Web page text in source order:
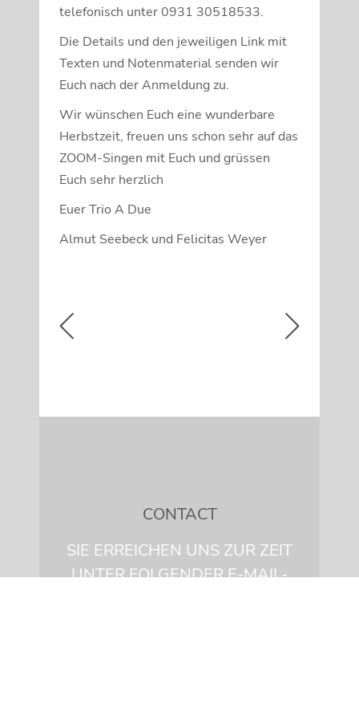
telefonisch unter 0931 30518533.
Die Details und den jeweiligen Link mit
Texten und Notenmaterial senden wir
Euch nach der Anmeldung zu.
Wir wünschen Euch eine wunderbare
Herbstzeit, freuen uns schon sehr auf das
ZOOM-Singen mit Euch und grüssen
Euch sehr herzlich
Euer Trio A Due
Almut Seebeck und Felicitas Weyer
CONTACT
SIE ERREICHEN UNS ZUR ZEIT
UNTER FOLGENDER E-MAIL-